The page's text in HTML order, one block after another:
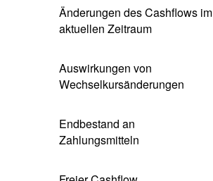
Änderungen des Cashflows im
aktuellen Zeitraum
Auswirkungen von
Wechselkursänderungen
Endbestand an
Zahlungsmitteln